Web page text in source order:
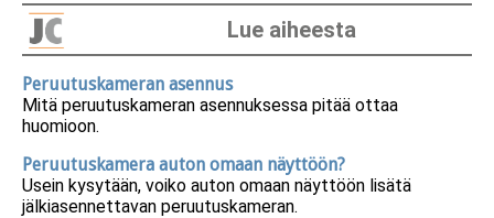
Lue aiheesta
Peruutuskameran asennus
Mitä peruutuskameran asennuksessa pitää ottaa
huomioon.
Peruutuskamera auton omaan näyttöön?
Usein kysytään, voiko auton omaan näyttöön lisätä
jälkiasennettavan peruutuskameran.